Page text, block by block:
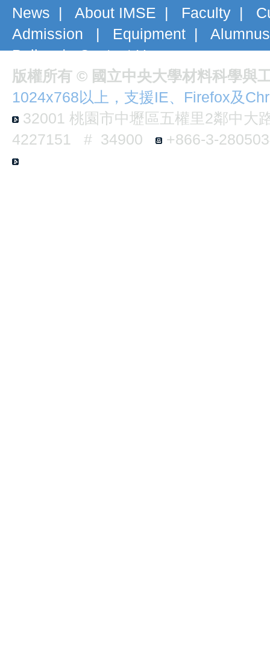
News | About IMSE | Faculty |
Admission
| Equipment | Alumnus
Policy|Contact Us
版權所有 © 國立中央大學材料科學與
1024x768以上，支援IE、Firefox及
32001 桃園市中壢區五權里2鄰中
4227151 # 34900
+866-3-